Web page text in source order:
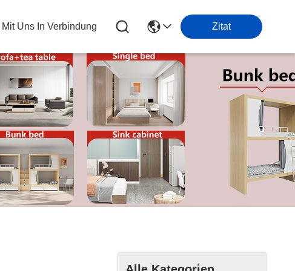
Uns In Verbindung Zitat